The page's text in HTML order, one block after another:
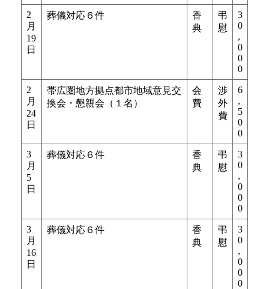
2
月
19
日
葬儀対応６件
香
典
弔
慰
3
0
,
0
0
0
2
月
24
日
帯広圏地方拠点都市地域意見交
換会・懇親会（１名）
会
費
渉
外
費
6
,
5
0
0
3
月
5
日
葬儀対応６件
香
典
弔
慰
3
0
,
0
0
0
3
月
16
日
葬儀対応６件
香
典
弔
慰
3
0
,
0
0
0